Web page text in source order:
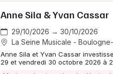
Anne Sila & Yvan Cassar
29/10/2026 → 30/10/2026
La Seine Musicale -
Anne Sila et Yvan Cassar
29 et vendredi 30 octobre 2026 à